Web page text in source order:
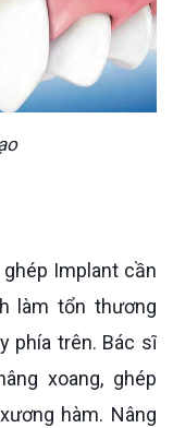
làm tổn thương
phía trên. Bác sĩ
xoang, ghép
hàm. Nâng